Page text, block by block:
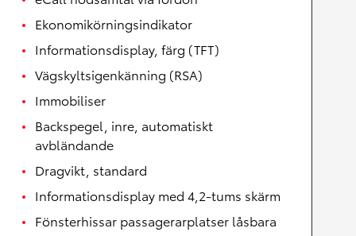
Ekonomikörningsindikator
Informationsdisplay, färg (TFT)
Vägskyltsigenkänning (RSA)
Immobiliser
Backspegel, inre, automatiskt
avbländande
Dragvikt, standard
Informationsdisplay med 4,2-tums skärm
Fönsterhissar passagerarplatser låsbara